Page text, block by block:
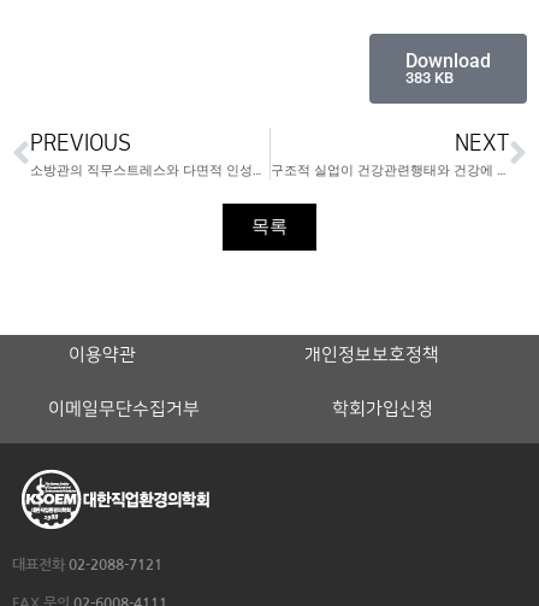
Download
383 KB
PREVIOUS
소방관의 직무스트레스와 다면적 인성검사의 연관성
NEXT
구조적 실업이 건강관련행태와 건강에 미치는 영향
목록
이용약관 개인정보보호정책
이메일무단수집거부 학회가입신청
대표전화 02-2088-7121